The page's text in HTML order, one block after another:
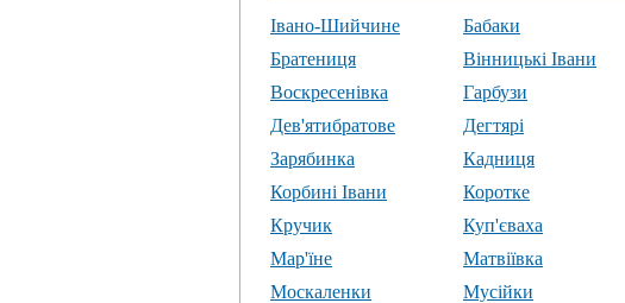
Івано-Шийчине Бабаки
Братениця
Вінницькі Івани
Воскресенівка
Гарбузи
Дев'ятибратове
Дегтярі
Зарябинка
Кадниця
Корбині Івани
Коротке
Кручик
Куп'єваха
Мар'їне
Матвіївка
Москаленки
Мусійки